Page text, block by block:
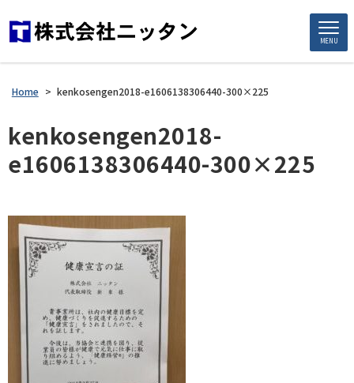
MENU
Home > kenkosengen2018-e1606138306440-300×225
kenkosengen2018-
e1606138306440-300×225